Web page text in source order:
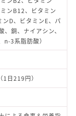
ンB12、ビタミン
ンD、ビタミンE、パ
、銅、ナイアシン、
n-3系脂肪酸）
日219円）